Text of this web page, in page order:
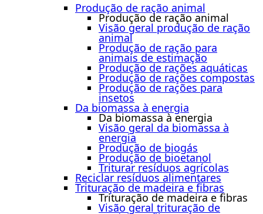
Produção de ração animal
Produção de ração animal
Visão geral produção de ração
animal
Produção de ração para
animais de estimação
Produção de rações aquáticas
Produção de rações compostas
Produção de rações para
insetos
Da biomassa à energia
Da biomassa à energia
Visão geral da biomassa à
energia
Produção de biogás
Produção de bioetanol
Triturar resíduos agrícolas
Reciclar resíduos alimentares
Trituração de madeira e fibras
Trituração de madeira e fibras
Visão geral trituração de